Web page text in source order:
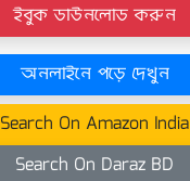
ইবুক ডাউনলোড করুন
অনলাইনে পড়ে দেখুন
Search On Amazon India
Search On Daraz BD